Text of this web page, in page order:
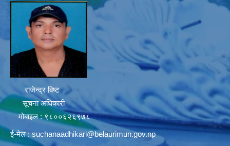
राजेन्द्र बिष्ट
सूचना अधिकारी
मोबाइल : ९८००६२६९७८
ई-मेल : suchanaadhikari@belaurimun.gov.np